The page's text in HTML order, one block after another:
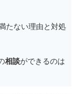
たない理由と対処
相談ができるのは